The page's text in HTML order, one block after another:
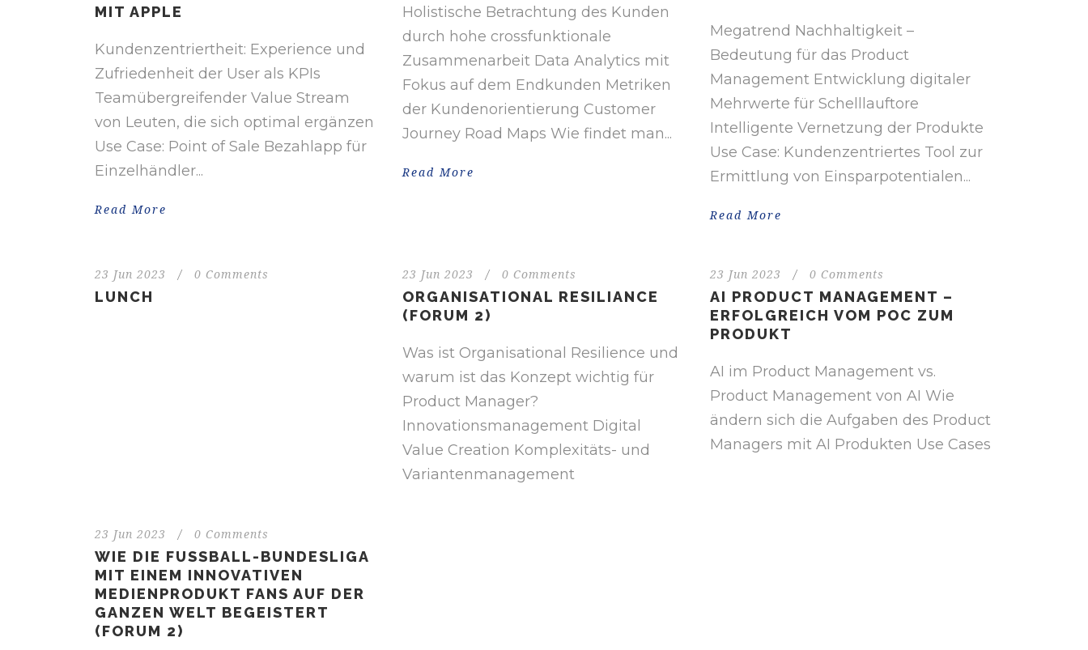
MIT APPLE
Kundenzentriertheit: Experience und
Zufriedenheit der User als KPIs
Teamübergreifender Value Stream
von Leuten, die sich optimal ergänzen
Use Case: Point of Sale Bezahlapp für
Einzelhändler...
Read More
Holistische Betrachtung des Kunden
durch hohe crossfunktionale
Zusammenarbeit Data Analytics mit
Fokus auf dem Endkunden Metriken
der Kundenorientierung Customer
Journey Road Maps Wie findet man...
Read More
Megatrend Nachhaltigkeit –
Bedeutung für das Product
Management Entwicklung digitaler
Mehrwerte für Schelllauftore
Intelligente Vernetzung der Produkte
Use Case: Kundenzentriertes Tool zur
Ermittlung von Einsparpotentialen...
Read More
23 Jun 2023 / 0 Comments
LUNCH
23 Jun 2023 / 0 Comments
ORGANISATIONAL RESILIANCE
(FORUM 2)
Was ist Organisational Resilience und
warum ist das Konzept wichtig für
Product Manager?
Innovationsmanagement Digital
Value Creation Komplexitäts- und
Variantenmanagement
23 Jun 2023 / 0 Comments
AI PRODUCT MANAGEMENT –
ERFOLGREICH VOM POC ZUM
PRODUKT
AI im Product Management vs.
Product Management von AI Wie
ändern sich die Aufgaben des Product
Managers mit AI Produkten Use Cases
23 Jun 2023 / 0 Comments
WIE DIE FUSSBALL-BUNDESLIGA M
IT EINEM INNOVATIVEN M
EDIENPRODUKT FANS AUF DER G
ANZEN WELT BEGEISTERT (
FORUM 2)